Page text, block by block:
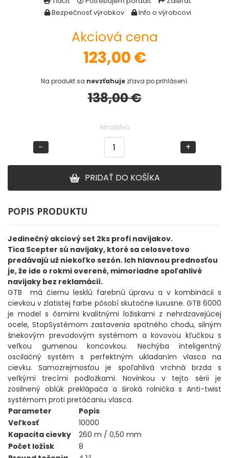
Bezpečnosť výrobkov
Info o výrobcovi
Akciová cena
123,00€
Na produkt sa nevzťahujezľava po prihlásení.
138,00 €
Množstvo
− +
PRIDAŤ DO KOŠÍKA
POPIS PRODUKTU
Jedinečný akciový set 2ks profi navijakov.
Tica Scepter sú navijaky, ktoré sa celosvetovo
predávajú už niekoľko sezón. Ich hlavnou prednosťou
je, že ide o rokmi overené, mimoriadne spoľahlivé
navijaky bez reklamácií.
GTB má čiernu lesklú farebnú úpravu a v kombinácii s
cievkou v zlatistej farbe pôsobí skutočne luxusne. GTB 6000
je model s ôsmimi kvalitnými ložiskami z nehrdzavejúcej
ocele, StopSystémom zastavenia spätného chodu, silným
šnekovým prevodovým systémom a kovovou kľučkou s
veľkou gumenou koncovkou. Nechýba inteligentný
oscilačný systém s perfektným ukladaním vlasca na
cievku. Samozrejmosťou je spoľahlivá vrchná brzda s
veľkými trecími podložkami. Novinkou v tejto sérii je
zosilnený oblúk preklápača a široká rolnička s Anti-twist
systémom proti pretáčaniu vlasca.
Parameter
Popis
Veľkosť
10000
Kapacita cievky
260 m / 0,50 mm
Počet ložísk
8
Udice na dierky
PUZDRÁ NA PRÚTY
BAITRUNNER
MULTIPLIKÁTORY
NÁHRADNÉ CIEVKY
DOPLNKY K NAVIJAKOM
SPODOVÉ NAVIJAKY
BIŽUTÉRIA
VLASCE, ŠNÚRY, PLETENKY
HÁČIKY
OBRATLÍKY A KARABÍNKY
MONTÁŽE A KLIPY
hotové náväzce
HADIČKY, PREVLEKY, ROVNÁTKA